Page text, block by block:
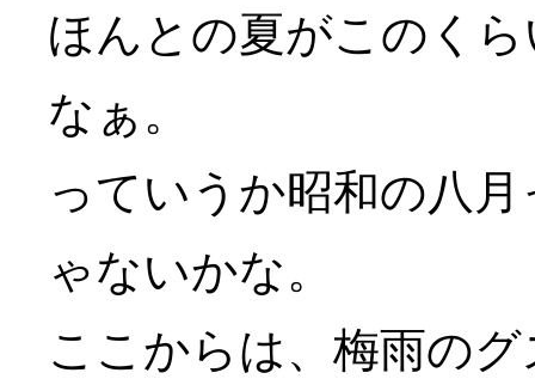
ほんとの夏がこのく
なぁ。
っていうか昭和の八
ゃないかな。
ここからは、梅雨の